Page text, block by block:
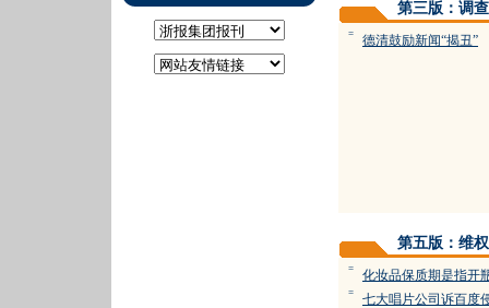
第三版：调查
= 德清鼓励新闻“揭丑”
第五版：维权
= 化妆品保质期是指开
= 七大唱片公司诉百度